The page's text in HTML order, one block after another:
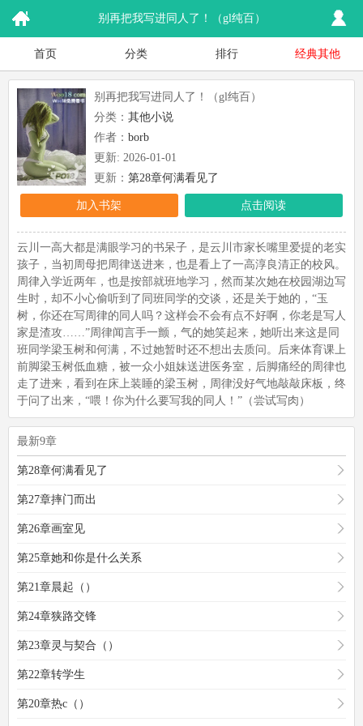
别再把我写进同人了！（gl纯百）
首页 分类 排行 经典其他
别再把我写进同人了！（gl纯百）
分类：其他小说
作者：borb
更新: 2026-01-01
更新：第28章何满看见了
加入书架 点击阅读
云川一高大都是满眼学习的书呆子，是云川市家长嘴里爱提的老实
孩子，当初周母把周律送进来，也是看上了一高淳良清正的校风。
周律入学近两年，也是按部就班地学习，然而某次她在校园湖边写
生时，却不小心偷听到了同班同学的交谈，还是关于她的，“玉
树，你还在写周律的同人吗？这样会不会有点不好啊，你老是写人
家是渣攻……”周律闻言手一颤，气的她笑起来，她听出来这是同
班同学梁玉树和何满，不过她暂时还不想出去质问。后来体育课上
前脚梁玉树低血糖，被一众小姐妹送进医务室，后脚痛经的周律也
走了进来，看到在床上装睡的梁玉树，周律没好气地敲敲床板，终
于问了出来，“喂！你为什么要写我的同人！”（尝试写肉）
最新9章
第28章何满看见了
第27章摔门而出
第26章画室见
第25章她和你是什么关系
第21章晨起（）
第24章狭路交锋
第23章灵与契合（）
第22章转学生
第20章热c（）